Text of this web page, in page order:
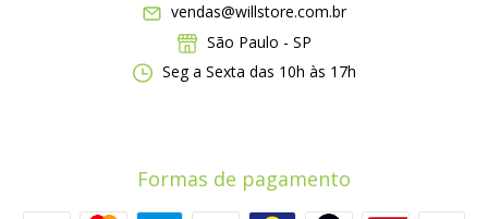
vendas@willstore.com.br
São Paulo - SP
Seg a Sexta das 10h às 17h
Formas de pagamento